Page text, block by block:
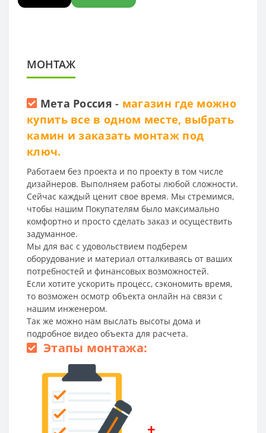
МОНТАЖ
Мета Россия - магазин где можно
купить все в одном месте, выбрать
камин и заказать монтаж под
ключ.
Работаем без проекта и по проекту в том числе
дизайнеров. Выполняем работы любой сложности.
Сейчас каждый ценит свое время. Мы стремимся,
чтобы нашим Покупателям было максимально
комфортно и просто сделать заказ и осуществить
задуманное.
Мы для вас с удовольствием подберем
оборудование и материал отталкиваясь от ваших
потребностей и финансовых возможностей.
Если хотите ускорить процесс, сэкономить время,
то возможен осмотр объекта онлайн на связи с
нашим инженером.
Так же можно нам выслать высоты дома и
подробное видео объекта для расчета.
Этапы монтажа: